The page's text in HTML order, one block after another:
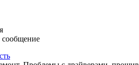
сообщение